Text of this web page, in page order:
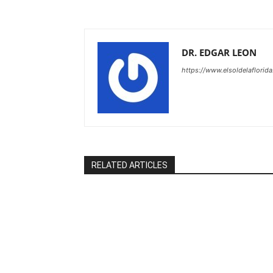
DR. EDGAR LEON
https://
RELATED ARTICLES